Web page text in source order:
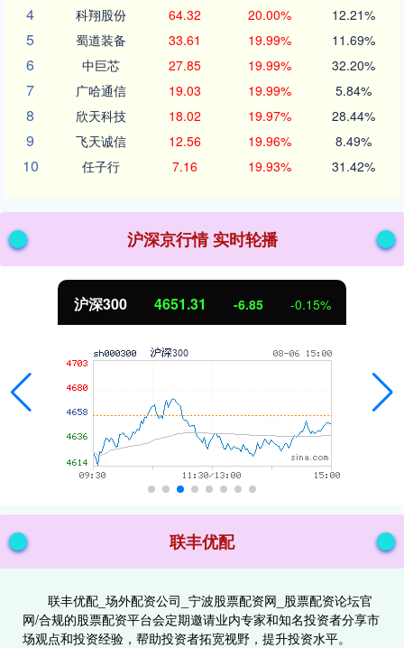
4 科翔股份 64.32 20.00% 12.21%
5 蜀道装备 33.61 19.99% 11.69%
6 中巨芯 27.85 19.99% 32.20%
7 广哈通信 19.03 19.99% 5.84%
8 欣天科技 18.02 19.97% 28.44%
9 飞天诚信 12.56 19.96% 8.49%
10 任子行 7.16 19.93% 31.42%
沪深京行情 实时轮播
北证50 1122.88 0.30%
联丰优配
联丰优配_场外配资公司_宁波股票配资网_股票配资论坛官
网/合规的股票配资平台会定期邀请业内专家和知名投资者分享市
场观点和投资经验，帮助投资者拓宽视野，提升投资水平。